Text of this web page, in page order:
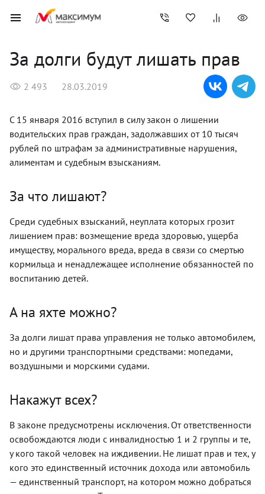
За долги будут лишать прав
2 493 28.03.2019
С 15 января 2016 вступил в силу закон о лишении
водительских прав граждан, задолжавших от 10 тысяч
рублей по штрафам за административные нарушения,
алиментам и судебным взысканиям.
За что лишают?
Среди судебных взысканий, неуплата которых грозит
лишением прав: возмещение вреда здоровью, ущерба
имуществу, морального вреда, вреда в связи со смертью
кормильца и ненадлежащее исполнение обязанностей по
воспитанию детей.
А на яхте можно?
За долги лишат права управления не только автомобилем,
но и другими транспортными средствами: мопедами,
воздушными и морскими судами.
Накажут всех?
В законе предусмотрены исключения. От ответственности
освобождаются люди с инвалидностью 1 и 2 группы и те,
у кого такой человек на иждивении. Не лишат прав и тех, у
кого это единственный источник дохода или автомобиль
— единственный транспорт, на котором можно добраться